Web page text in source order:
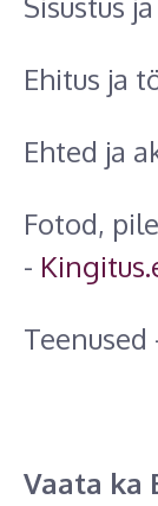
Ehitus ja
Ehted ja
Fotod,
-
Teenused
Vaata ka